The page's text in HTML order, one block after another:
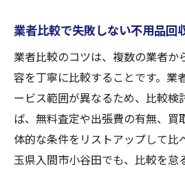
業者比較で失敗しない不用品回
業者比較のコツは、複数の業者か
容を丁寧に比較することです。業
ービス範囲が異なるため、比較検
ば、無料査定や出張費の有無、買
体的な条件をリストアップして比
玉県入間市小谷田でも、比較を怠